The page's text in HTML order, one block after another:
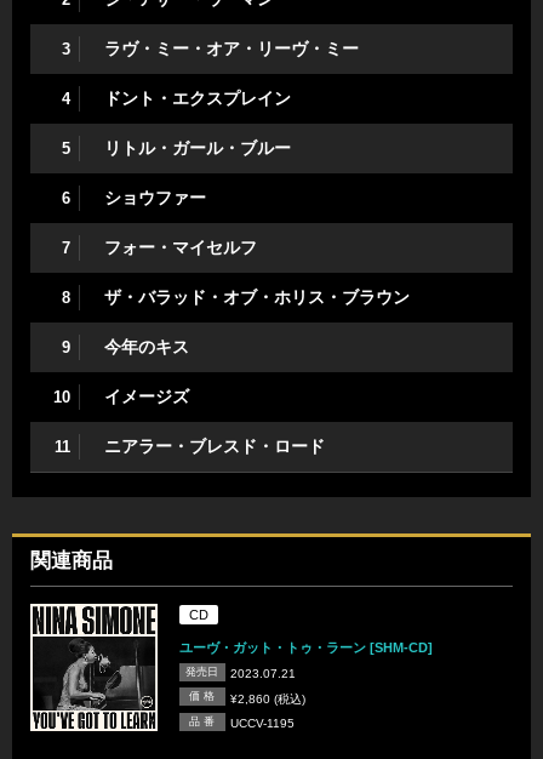
3 ラヴ・ミー・オア・リーヴ・ミー
4 ドント・エクスプレイン
5 リトル・ガール・ブルー
6 ショウファー
7 フォー・マイセルフ
8 ザ・バラッド・オブ・ホリス・ブラウン
9 今年のキス
10 イメージズ
11 ニアラー・ブレスド・ロード
関連商品
CD
ユーヴ・ガット・トゥ・ラーン [SHM-CD]
発売日 2023.07.21
価 格 ¥2,860 (税込)
品 番 UCCV-1195